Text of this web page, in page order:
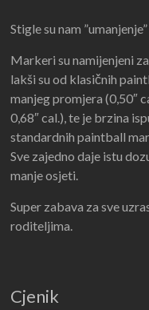
Stigle su nam
Markeri su namijenjeni
lakši su od klasičnih
manjeg promjera (0,50″
0,68″ cal.), te je brzina
standardnih paintball
Sve zajedno daje istu
manje osjeti.
Super zabava za sve
roditeljima.
Cjenik